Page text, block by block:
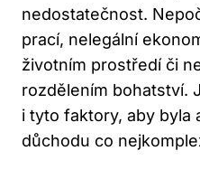
nedostatečnost.
prací, nelegální
životním prostředí či
rozdělením bohatství.
i tyto faktory, aby byla
důchodu co